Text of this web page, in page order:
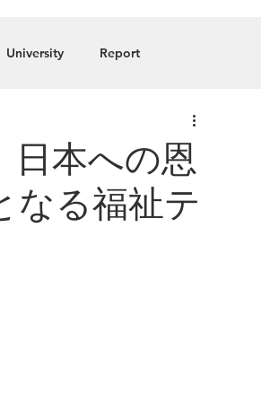
University Report
日本への恩
なる福祉テ